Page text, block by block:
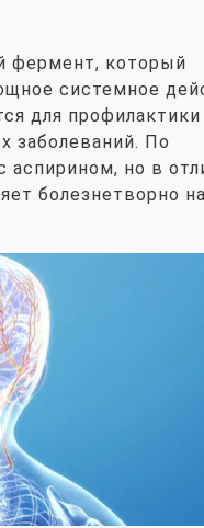
фермент, который
системное
для профилактики
заболеваний. По
но в
болезнетворно на